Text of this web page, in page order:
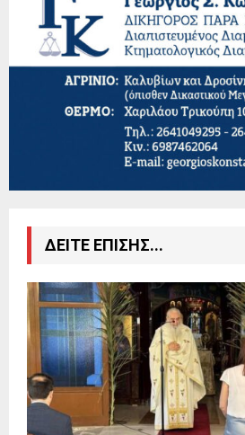
ΔΕΙΤΕ ΕΠΙΣΗΣ...